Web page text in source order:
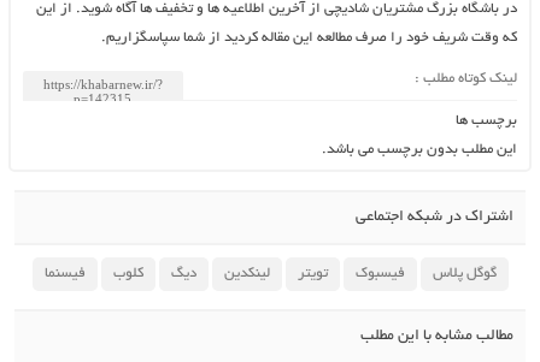
در باشگاه بزرگ مشتریان شادیچی از آخرین اطلاعیه ها و تخفیف ها آگاه شوید. از این
که وقت شریف خود را صرف مطالعه این مقاله کردید از شما سپاسگزاریم.
لینک کوتاه مطلب :
برچسب ها
این مطلب بدون برچسب می باشد.
اشتراک در شبکه اجتماعی
گوگل پلاس فیسبوک تویتر لینکدین دیگ کلوب فیسنما
مطالب مشابه با این مطلب